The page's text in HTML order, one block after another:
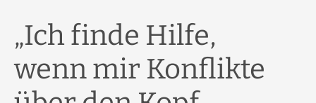
„Ich finde Hilfe,
wenn mir Konflikte